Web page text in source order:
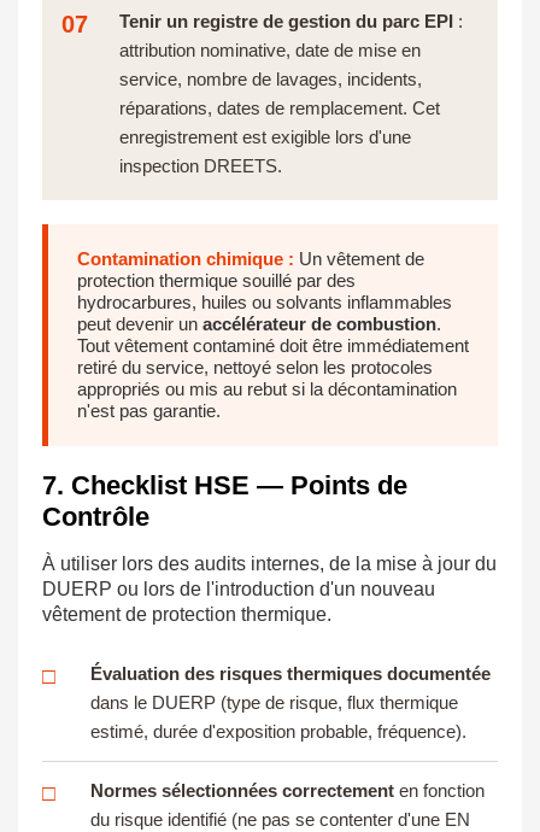
07 Tenir un registre de gestion du parc EPI :
attribution nominative, date de mise en
service, nombre de lavages, incidents,
réparations, dates de remplacement. Cet
enregistrement est exigible lors d'une
inspection DREETS.
Contamination chimique : Un vêtement de
protection thermique souillé par des
hydrocarbures, huiles ou solvants inflammables
peut devenir un accélérateur de combustion.
Tout vêtement contaminé doit être immédiatement
retiré du service, nettoyé selon les protocoles
appropriés ou mis au rebut si la décontamination
n'est pas garantie.
7. Checklist HSE — Points de
Contrôle
À utiliser lors des audits internes, de la mise à jour du
DUERP ou lors de l'introduction d'un nouveau
vêtement de protection thermique.
□
Évaluation des risques thermiques documentée
dans le DUERP (type de risque, flux thermique
estimé, durée d'exposition probable, fréquence).
□ Normes sélectionnées correctement en fonction
du risque identifié (ne pas se contenter d'une EN